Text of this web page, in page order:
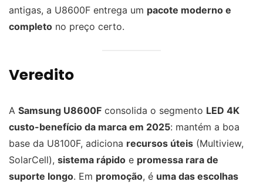
antigas, a U8600F entrega um pacote moderno e
completo no preço certo.
Veredito
A Samsung U8600F consolida o segmento LED 4K
custo-benefício da marca em 2025: mantém a boa
base da U8100F, adiciona recursos úteis (Multiview,
SolarCell), sistema rápido e promessa rara de
suporte longo. Em promoção, é uma das escolhas